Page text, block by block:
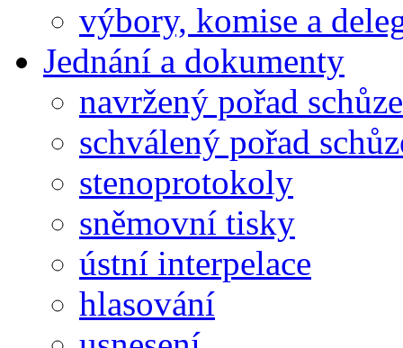
výbory, komise a
Jednání a dokumenty
navržený pořad schůze
schválený pořad
stenoprotokoly
sněmovní tisky
ústní interpelace
hlasování